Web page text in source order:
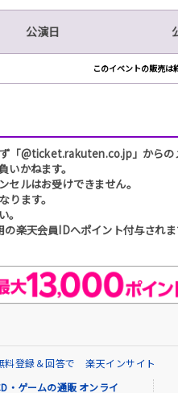
公演日
このイベントの販売は
「@ticket.rakuten.co.jp」からの
かねます。
ルはお受けできません。
ります。
。
楽天会員IDへポイント付与されま
料登録＆回答で 楽天インサイト
・ゲームの通販 オンライ